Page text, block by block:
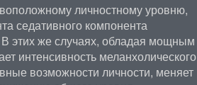
личностному уровню,
седативного компонента
этих же случаях, обладая мощным
интенсивность меланхолического
возможности личности, меняет